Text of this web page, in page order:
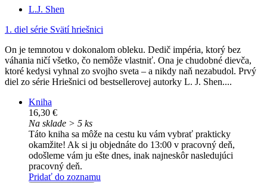
L.J. Shen
1. diel série Svätí hriešnici
On je temnotou v dokonalom obleku. Dedič impéria, ktorý bez
váhania ničí všetko, čo nemôže vlastniť. Ona je chudobné dievča,
ktoré kedysi vyhnal zo svojho sveta – a nikdy naň nezabudol. Prvý
diel zo série Hriešnici od bestsellerovej autorky L. J. Shen....
Kniha
16,30 €
Na sklade > 5 ks
Táto kniha sa môže na cestu ku vám vybrať prakticky
okamžite! Ak si ju objednáte do 13:00 v pracovný deň,
odošleme vám ju ešte dnes, inak najneskôr nasledujúci
pracovný deň.
Pridať do zoznamu